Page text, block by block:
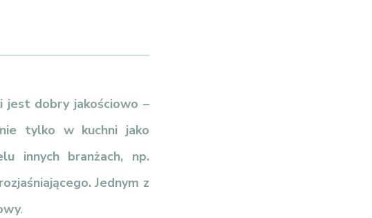
jest dobry jakościowo –
tylko w kuchni jako
innych branżach, np.
Jednym z
.